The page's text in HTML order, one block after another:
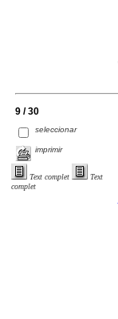
9 / 30
seleccionar
imprimir
Text complet
Text
complet